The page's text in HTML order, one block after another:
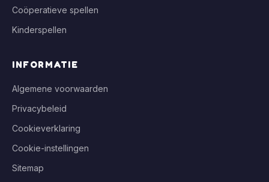
Coöperatieve spellen
Kinderspellen
INFORMATIE
Algemene voorwaarden
Privacybeleid
Cookieverklaring
Cookie-instellingen
Sitemap